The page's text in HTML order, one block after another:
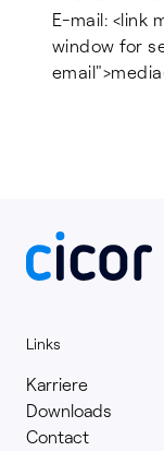
E-mail: <link
window for
Links
Karriere
Downloads
Contact